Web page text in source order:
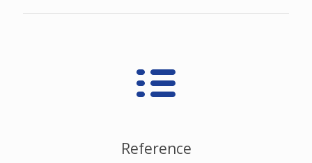
Reference